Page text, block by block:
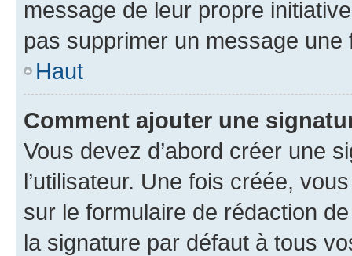
message de leur propre
pas supprimer un message une
Haut
Comment ajouter une
Vous devez d’abord créer une
l’utilisateur. Une fois créée,
sur le formulaire de rédaction
la signature par défaut à tous